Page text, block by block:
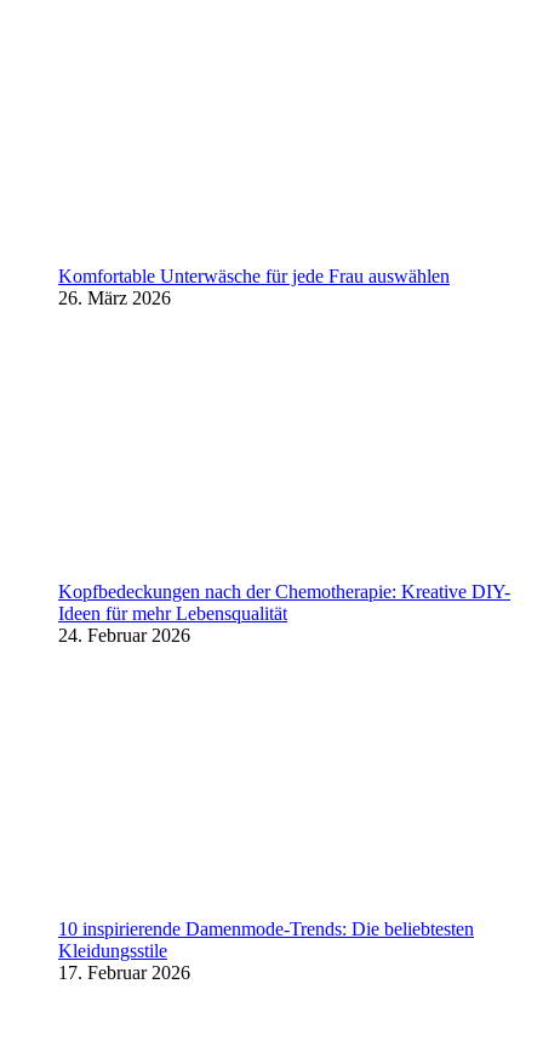
Komfortable Unterwäsche für jede Frau auswählen
26. März 2026
Kopfbedeckungen nach der Chemotherapie: Kreative DIY-
Ideen für mehr Lebensqualität
24. Februar 2026
10 inspirierende Damenmode-Trends: Die beliebtesten
Kleidungsstile
17. Februar 2026